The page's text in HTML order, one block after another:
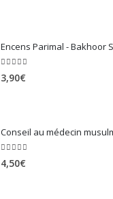
Encens Parimal - Bakhoor
5.00sur 5
3,90€
5.00sur 5
4,50€